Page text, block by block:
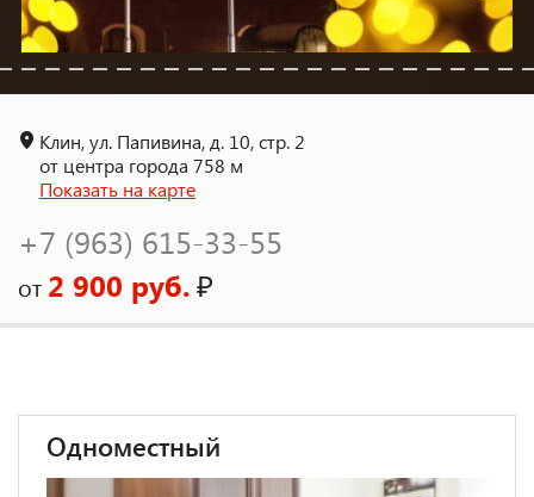
Клин, ул. Папивина, д. 10, стр. 2
от центра города 758 м
Показать на карте
+7 (963) 615-33-55
от 2 900 руб.₽
Одноместный